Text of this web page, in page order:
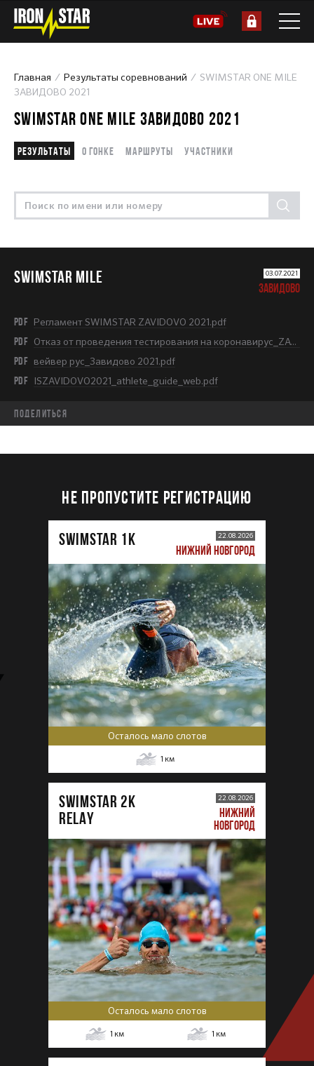
Главная Результаты соревнований
SWIMSTAR ONE MILE
ЗАВИДОВО 2021
SWIMSTAR ONE MILE ЗАВИДОВО 2021
Результаты О гонке Маршруты Участники
SWIMSTAR MILE 03.07.2021
ЗАВИДОВО
PDF Регламент SWIMSTAR ZAVIDOVO 2021.pdf
PDF Отказ от проведения тестирования на коронавирус_ZAVIDOVO.pdf
PDF вейвер рус_Завидово 2021.pdf
PDF ISZAVIDOVO2021_athlete_guide_web.pdf
Поделиться
НЕ ПРОПУСТИТЕ РЕГИСТРАЦИЮ
SWIMSTAR 1K 22.08.2026
НИЖНИЙ НОВГОРОД
Осталось мало слотов
1 км
SWIMSTAR 2K
RELAY
22.08.2026
НИЖНИЙ
НОВГОРОД
Осталось мало слотов
1 км 1 км